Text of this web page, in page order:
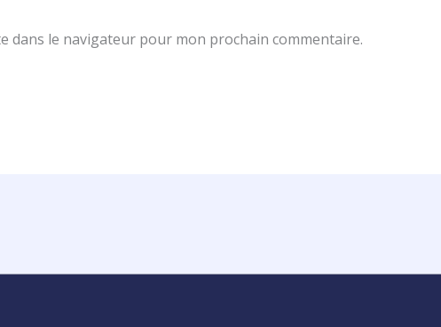
dans le navigateur pour mon prochain commentaire.